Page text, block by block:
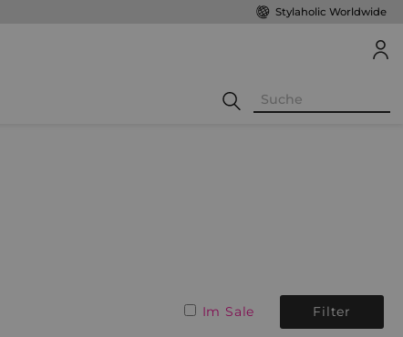
Stylaholic Worldwide
Im Sale Filter